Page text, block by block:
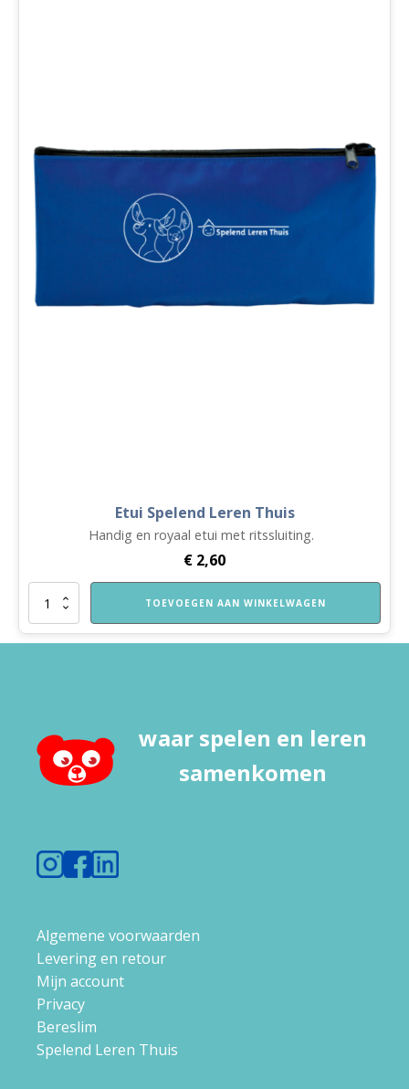
Etui Spelend Leren Thuis
Handig en royaal etui met ritssluiting.
€ 2,60
Etui
Leren
TOEVOEGEN AAN WINKELWAGEN
waar spelen en leren
samenkomen
Algemene voorwaarden
Levering en retour
Mijn account
Privacy
Bereslim
Spelend Leren Thuis